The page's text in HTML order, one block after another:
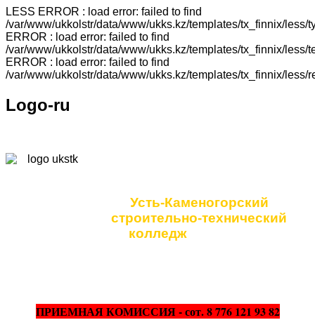
LESS ERROR : load error: failed to find
/var/www/ukkolstr/data/www/ukks.kz/templates/tx_finnix/less/
ERROR : load error: failed to find
/var/www/ukkolstr/data/www/ukks.kz/templates/tx_finnix/less/
ERROR : load error: failed to find
/var/www/ukkolstr/data/www/ukks.kz/templates/tx_finnix/less/
Logo-ru
Усть-Каменогорский
строительно-технический
колледж
ПРИЕМНАЯ КОМИССИЯ - сот. 8 776 121 93 82